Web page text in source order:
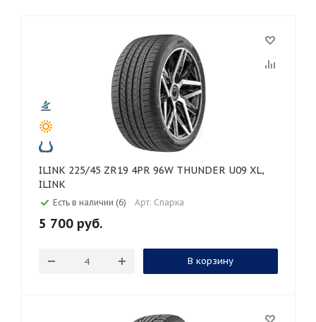
285 295
30 40 45 50
60 70 75
ILINK 225/45 ZR19 4PR 96W THUNDER U09 XL,
ILINK
Есть в наличии (6) Арт: Спарка
5 700 руб.
В корзину